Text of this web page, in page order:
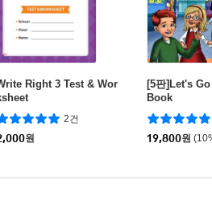
Right 3 Test & Wor
2건
원
[5판]Let's
Book
19,800원